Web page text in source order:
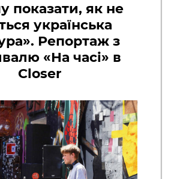
показати, як не
українська
Репортаж з
«На часі» в
Closer